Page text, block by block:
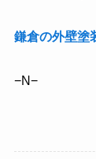
鎌倉の外壁塗
−N−